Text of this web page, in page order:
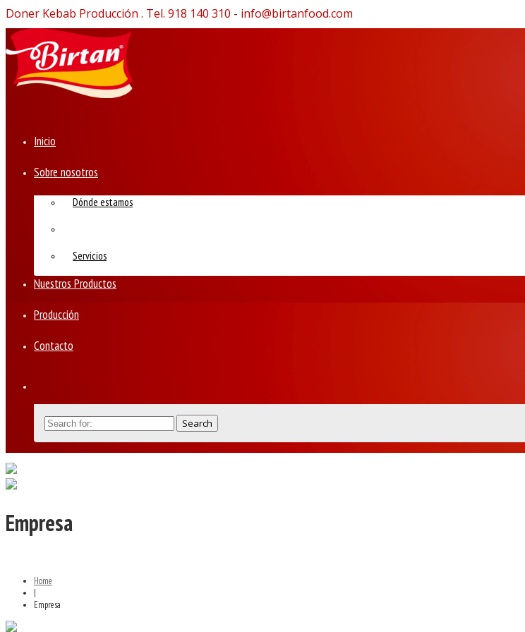
Doner Kebab Producción . Tel. 918 140 310 - info@birtanfood.com
Inicio
Sobre nosotros
Dónde estamos
Servicios
Nuestros Productos
Producción
Contacto
Empresa
Home
|
Empresa